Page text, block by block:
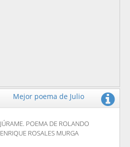
Mejor poema de Julio
JÚRAME. POEMA DE ROLANDO
ENRIQUE ROSALES MURGA